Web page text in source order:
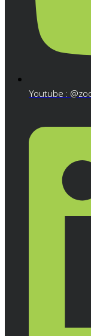
Youtube :